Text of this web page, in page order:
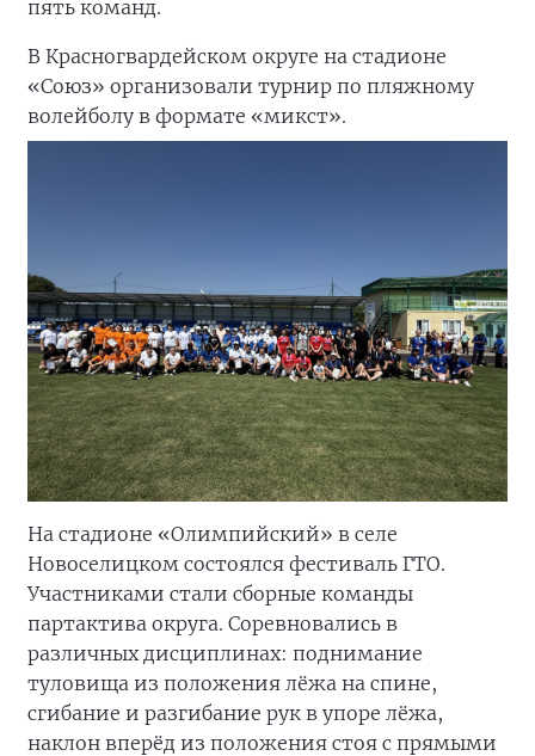
пять команд.
В Красногвардейском округе на стадионе
«Союз» организовали турнир по пляжному
волейболу в формате «микст».
На стадионе «Олимпийский» в селе
Новоселицком состоялся фестиваль ГТО.
Участниками стали сборные команды
партактива округа. Соревновались в
различных дисциплинах: поднимание
туловища из положения лёжа на спине,
сгибание и разгибание рук в упоре лёжа,
наклон вперёд из положения стоя с прямыми